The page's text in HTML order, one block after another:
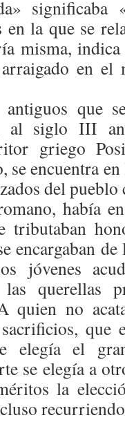
significaba
la que se
misma,
arraigado en
que
al siglo III
griego
se encuentra
del pueblo
había
tributaban
encargaban
jóvenes
las querellas
quien no
que
elegía el
se elegía a
la